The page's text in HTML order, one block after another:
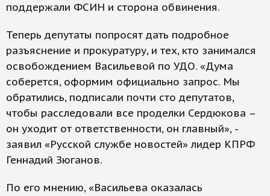
поддержали ФСИН и сторона обвинения.
Теперь депутаты попросят дать подробное
разъяснение и прокуратуру, и тех, кто занимался
освобождением Васильевой по УДО. «Дума
соберется, оформим официально запрос. Мы
обратились, подписали почти сто депутатов,
чтобы расследовали все проделки Сердюкова –
он уходит от ответственности, он главный», -
заявил «Русской службе новостей» лидер КПРФ
Геннадий Зюганов.
По его мнению, «Васильева оказалась